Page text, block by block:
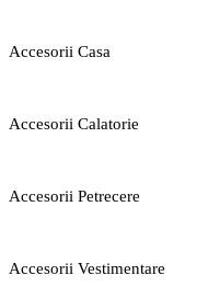
Accesorii Casa
Accesorii Calatorie
Accesorii Petrecere
Accesorii Vestimentare